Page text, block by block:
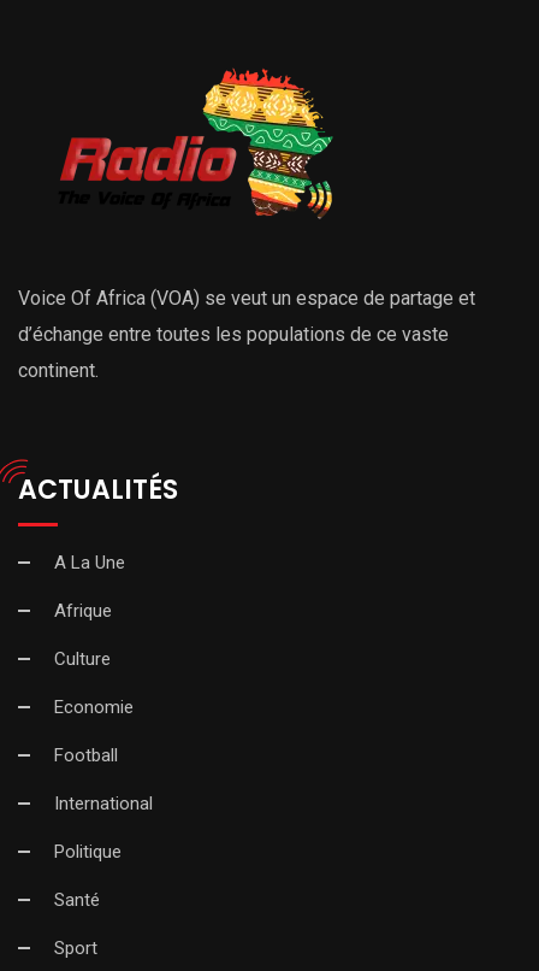
Voice Of Africa (VOA) se veut un espace de partage et
d’échange entre toutes les populations de ce vaste
continent.
ACTUALITÉS
A La Une
Afrique
Culture
Economie
Football
International
Politique
Santé
Sport